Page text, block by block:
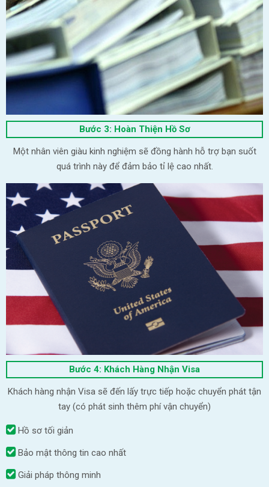
Bước 3: Hoàn Thiện Hồ Sơ
Một nhân viên giàu kinh nghiệm sẽ đồng hành hỗ trợ bạn suốt
quá trình này để đảm bảo tỉ lệ cao nhất.
Bước 4: Khách Hàng Nhận Visa
Khách hàng nhận Visa sẽ đến lấy trực tiếp hoặc chuyển phát tận
tay (có phát sinh thêm phí vận chuyển)
Hồ sơ tối giản
Bảo mật thông tin cao nhất
Giải pháp thông minh